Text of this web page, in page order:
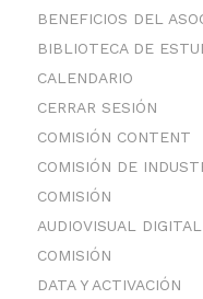
BENEFICIOS DEL
BIBLIOTECA DE
CALENDARIO
CERRAR SESIÓN
COMISIÓN CONTENT
COMISIÓN DE
COMISIÓN
AUDIOVISUAL DIGITAL
COMISIÓN
DATA Y ACTIVACIÓN